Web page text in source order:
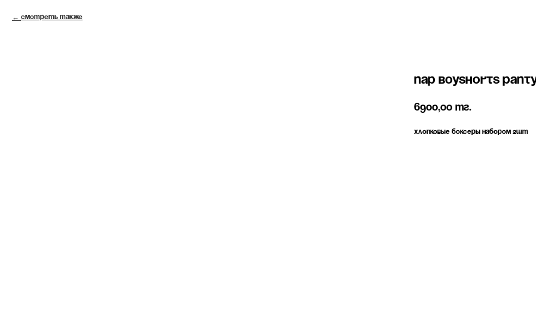
СМОТРЕТЬ ТАКЖЕ
Nap boyshorts
6900,00 тг.
Хлопковые боксеры набором 2шт